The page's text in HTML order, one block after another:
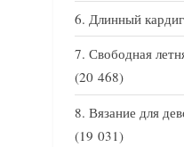
Длинный
Свободная
(20 468)
Вязание для
(19 031)